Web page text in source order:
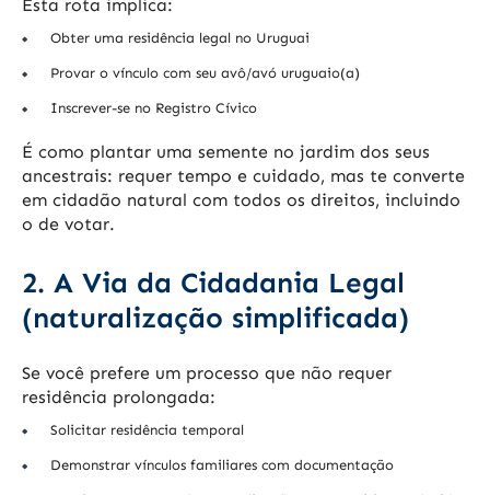
Esta rota implica:
Obter uma residência legal no Uruguai
Provar o vínculo com seu avô/avó uruguaio(a)
Inscrever-se no Registro Cívico
É como plantar uma semente no jardim dos seus
ancestrais: requer tempo e cuidado, mas te converte
em cidadão natural com todos os direitos, incluindo
o de votar.
2. A Via da Cidadania Legal
(naturalização simplificada)
Se você prefere um processo que não requer
residência prolongada:
Solicitar residência temporal
Demonstrar vínculos familiares com documentação